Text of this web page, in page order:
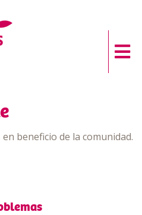
beneficio de la comunidad.